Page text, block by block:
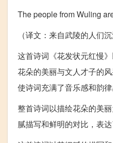
The people from Wuling
（译文：来自武陵的人们
这首诗词《花发状元红慢
花朵的美丽与文人才子的
使诗词充满了音乐感和韵律
整首诗词以描绘花朵的美
腻描写和鲜明的对比，表